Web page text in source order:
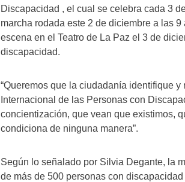
Discapacidad , el cual se celebra cada 3
marcha rodada este 2 de diciembre a las
escena en el Teatro de La Paz el 3 de
discapacidad.
“Queremos que la ciudadanía identifique
Internacional de las Personas con
concientización, que vean que existimos,
condiciona de ninguna manera”.
Según lo señalado por Silvia Degante, la
de más de 500 personas con